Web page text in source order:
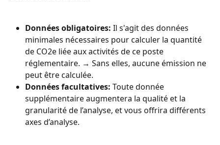
Données obligatoires: Il s'agit des données
minimales nécessaires pour calculer la quantité
de CO2e liée aux activités de ce poste
réglementaire. → Sans elles, aucune émission ne
peut être calculée.
Données facultatives: Toute donnée
supplémentaire augmentera la qualité et la
granularité de l’analyse, et vous offrira différents
axes d’analyse.